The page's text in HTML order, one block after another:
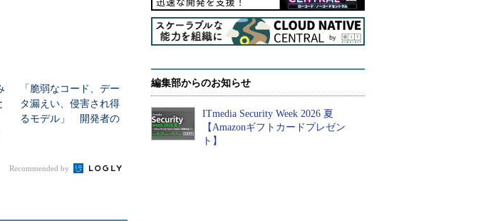
「脆弱なコード、デー
タ漏えい、侵害され得
るモデル」 開発者の
Recommended by
編集部からのお知らせ
ITmedia Security Week 2026 夏
【Amazonギフトカードプレゼン
ト】